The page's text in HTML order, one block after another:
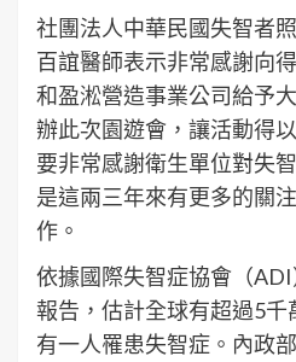
社團法人中華民國失智者
百誼醫師表示非常感謝向
和盈淞營造事業公司給予
辦此次園遊會，讓活動得
要非常感謝衛生單位對失
是這兩三年來有更多的關
作。
依據國際失智症協會（
報告，估計全球有超過5
有一人罹患失智症。內政